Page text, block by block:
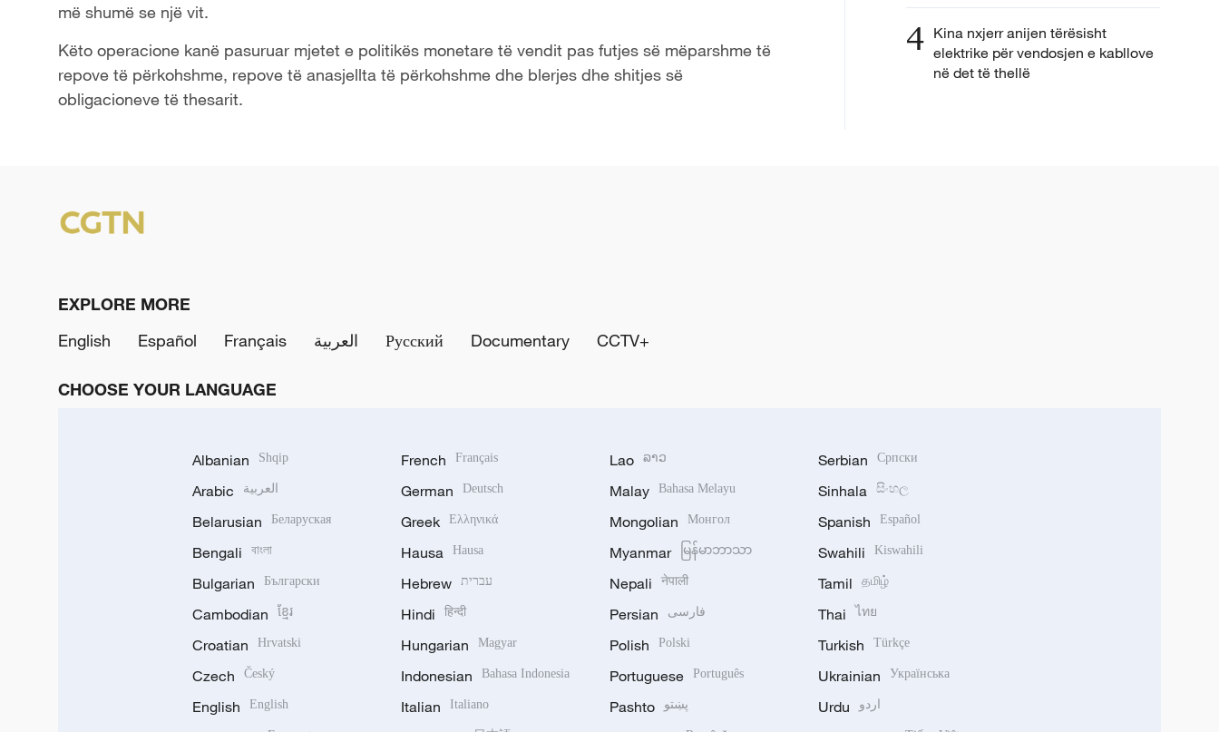
më shumë se një vit.
Këto operacione kanë pasuruar mjetet e politikës monetare të vendit pas futjes së mëparshme të
repove të përkohshme, repove të anasjellta të përkohshme dhe blerjes dhe shitjes së
obligacioneve të thesarit.
4 Kina nxjerr anijen tërësisht
elektrike për vendosjen e kabllove
në det të thellë
EXPLORE MORE
English
Español Français العربية Русский Documentary CCTV+
CHOOSE YOUR LANGUAGE
Albanian Shqip
Arabic العربية
Belarusian Беларуская
Bengali বাংলা
Bulgarian Български
Cambodian ខ្មែរ
Croatian Hrvatski
Czech Český
English English
French Français
German Deutsch
Greek Ελληνικά
Hausa Hausa
Hebrew עברית
Hindi हिन्दी
Hungarian Magyar
Indonesian Bahasa Indonesia
Italian Italiano
Lao ລາວ
Malay Bahasa Melayu
Mongolian Монгол
Myanmar မြန်မာဘာသာ
Nepali नेपाली
Persian فارسی
Polish Polski
Portuguese Português
Pashto پښتو
Serbian Српски
Sinhala සිංහල
Spanish Español
Swahili Kiswahili
Tamil தமிழ்
Thai ไทย
Turkish Türkçe
Ukrainian Українська
Urdu اردو